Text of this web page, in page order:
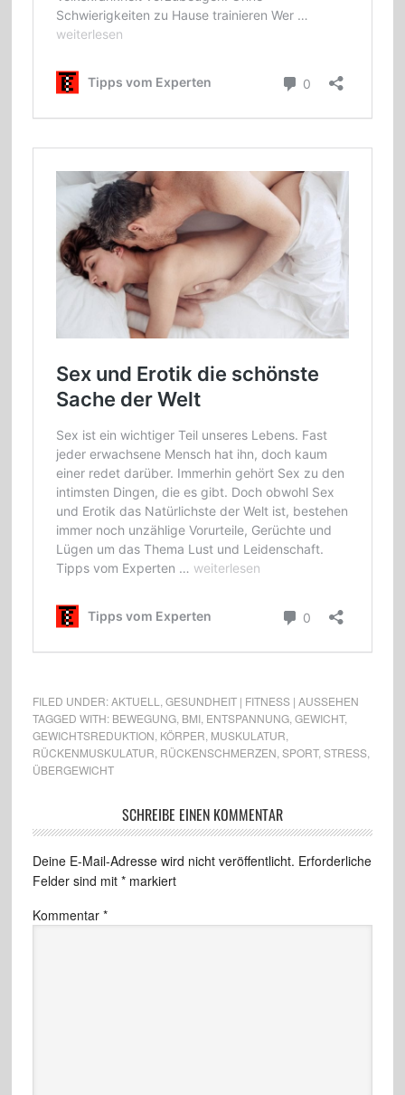
FILED UNDER:AKTUELL
GESUNDHEIT | FITNESS | AUSSEHEN
TAGGED WITH: BEWEGUNG, BMI, ENTSPANNUNG, GEWICHT,
GEWICHTSREDUKTION KÖRPER MUSKULATUR
RÜCKENMUSKULATUR RÜCKENSCHMERZEN SPORT, STRESS,
ÜBERGEWICHT
SCHREIBE EINEN KOMMENTAR
Deine E-Mail-Adresse wird nicht veröffentlicht. Erforderliche
Felder sind mit *markiert
Kommentar *